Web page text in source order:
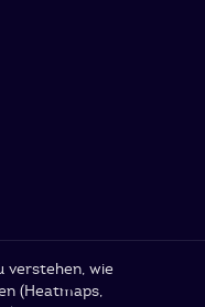
verstehen, wie
(Heatmaps,